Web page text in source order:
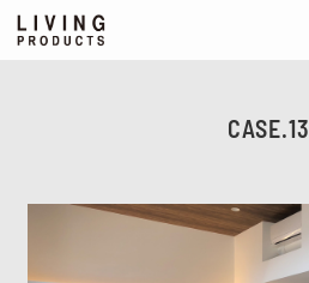
CASE.13